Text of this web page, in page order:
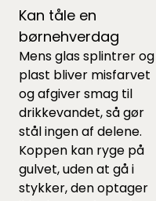
Kan tåle en
børnehverdag
Mens glas splintrer og
plast bliver misfarvet
og afgiver smag til
drikkevandet, så gør
stål ingen af delene.
Koppen kan ryge på
gulvet, uden at gå i
stykker, den optager